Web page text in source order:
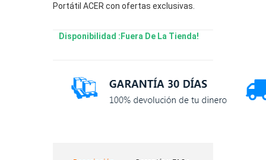
Portátil ACER con ofertas exclusivas.
Disponibilidad :Fuera De La Tienda!